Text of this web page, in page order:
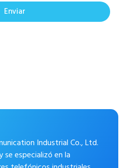
Enviar
Industrial Co., Ltd.
especializó en la